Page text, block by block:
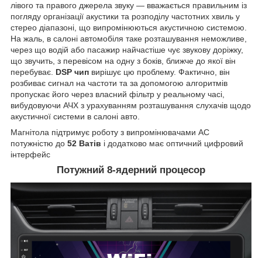
лівого та правого джерела звуку — вважається правильним із
погляду організації акустики та розподілу частотних хвиль у
стерео діапазоні, що випромінюються акустичною системою.
На жаль, в салоні автомобіля таке розташування неможливе,
через що водій або пасажир найчастіше чує звукову доріжку,
що звучить, з перевісом на одну з боків, ближче до якої він
перебуває. DSP чип вирішує цю проблему. Фактично, він
розбиває сигнал на частоти та за допомогою алгоритмів
пропускає його через власний фільтр у реальному часі,
вибудовуючи АЧХ з урахуванням розташування слухачів щодо
акустичної системи в салоні авто.
Магнітола підтримує роботу з випромінювачами АС
потужністю до 52 Ватів і додатково має оптичний цифровий
інтерфейс
Потужний 8-ядерний процесор